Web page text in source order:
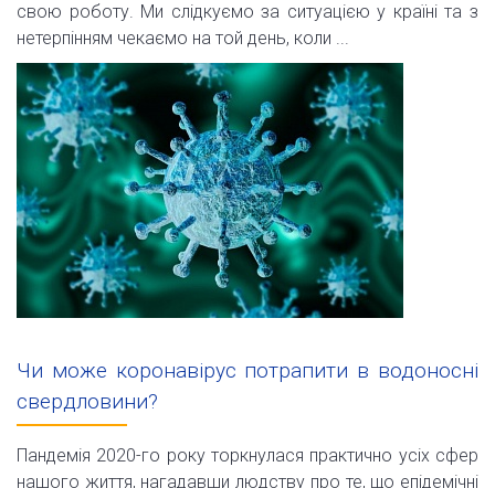
свою роботу. Ми слідкуємо за ситуацією у країні та з
нетерпінням чекаємо на той день, коли ...
Чи може коронавірус потрапити в водоносні
свердловини?
Пандемія 2020-го року торкнулася практично усіх сфер
нашого життя, нагадавши людству про те, що епідемічні